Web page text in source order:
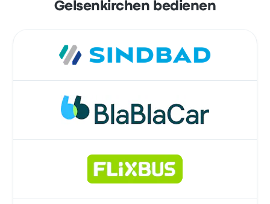
Gelsenkirchen bedienen